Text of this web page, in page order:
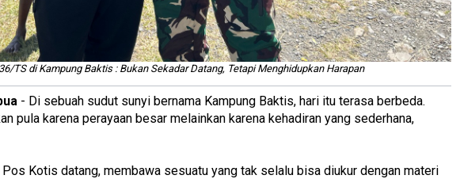
TS di Kampung Baktis : Bukan Sekadar Datang, Tetapi Menghidupkan Harapan
- Di sebuah sudut sunyi bernama Kampung Baktis, hari itu terasa berbeda.
pula karena perayaan besar melainkan karena kehadiran yang sederhana,
Kotis datang, membawa sesuatu yang tak selalu bisa diukur dengan materi